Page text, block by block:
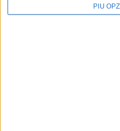
PIÙ
Quanto perdiamo con